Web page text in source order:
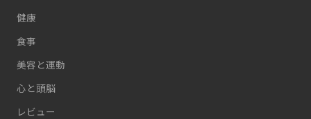
健康
食事
美容と運動
心と頭脳
レビュー